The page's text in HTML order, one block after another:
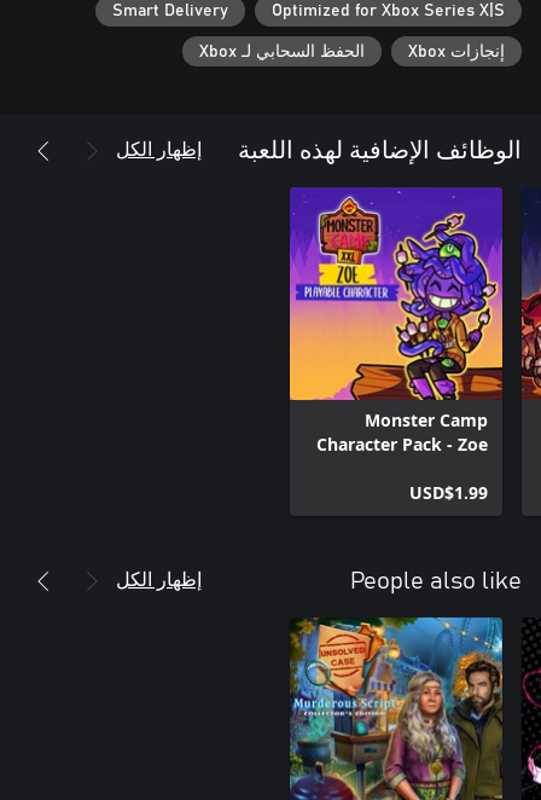
Optimized for Xbox Series X|S
Smart Delivery
إنجازات Xbox الحفظ السحابي لـ Xbox
الوظائف الإضافية لهذه اللعبة إظهار الكل
Monster Camp
Character Pack - Zoe
USD$1.99
People also like إظهار الكل